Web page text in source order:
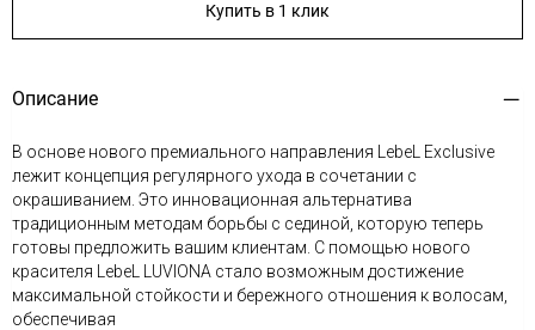
Купить в 1 клик
Описание
В основе нового премиального направления LebeL Exclusive
лежит концепция регулярного ухода в сочетании с
окрашиванием. Это инновационная альтернатива
традиционным методам борьбы с сединой, которую теперь
готовы предложить вашим клиентам. С помощью нового
красителя LebeL LUVIONA стало возможным достижение
максимальной стойкости и бережного отношения к волосам,
обеспечивая